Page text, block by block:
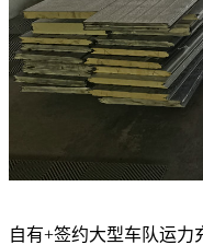
自有+签约大型车队运力